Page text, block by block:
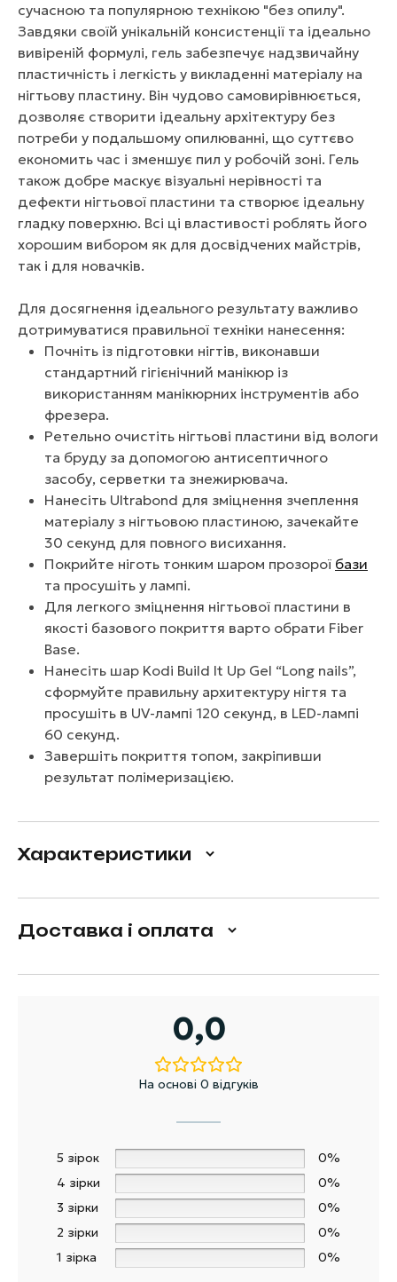
сучасною та популярною технікою "без опилу".
Завдяки своїй унікальній консистенції та ідеально
вивіреній формулі, гель забезпечує надзвичайну
пластичність і легкість у викладенні матеріалу на
нігтьову пластину. Він чудово самовирівнюється,
дозволяє створити ідеальну архітектуру без
потреби у подальшому опилюванні, що суттєво
економить час і зменшує пил у робочій зоні. Гель
також добре маскує візуальні нерівності та
дефекти нігтьової пластини та створює ідеальну
гладку поверхню. Всі ці властивості роблять його
хорошим вибором як для досвідчених майстрів,
так і для новачків.
Для досягнення ідеального результату важливо
дотримуватися правильної техніки нанесення:
Почніть із підготовки нігтів, виконавши
стандартний гігієнічний манікюр із
використанням манікюрних інструментів або
фрезера.
Ретельно очистіть нігтьові пластини від вологи
та бруду за допомогою антисептичного
засобу, серветки та знежирювача.
Нанесіть Ultrabond для зміцнення зчеплення
матеріалу з нігтьовою пластиною, зачекайте
30 секунд для повного висихання.
Покрийте ніготь тонким шаром прозорої бази
та просушіть у лампі.
Для легкого зміцнення нігтьової пластини в
якості базового покриття варто обрати Fiber
Base.
Нанесіть шар Kodi Build It Up Gel “Long nails”,
сформуйте правильну архитектуру нігтя та
просушіть в UV-лампі 120 секунд, в LED-лампі
60 секунд.
Завершіть покриття топом, закріпивши
результат полімеризацією.
Характеристики
Доставка і оплата
0,0
На основі 0 відгуків
5 зірок
0%
4 зірки
0%
3 зірки
0%
2 зірки
0%
1 зірка
0%